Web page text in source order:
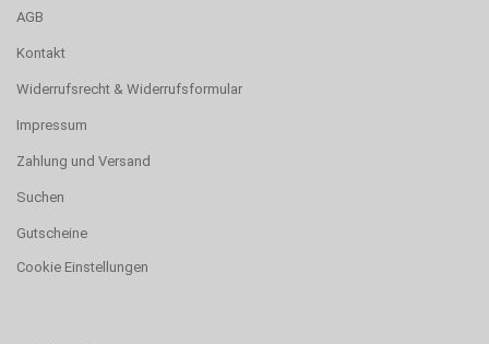
AGB
Kontakt
Widerrufsrecht & Widerrufsformular
Impressum
Zahlung und Versand
Suchen
Gutscheine
Cookie Einstellungen